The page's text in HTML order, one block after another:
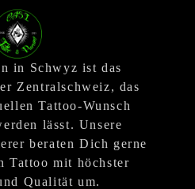
in Schwyz ist das
Zentralschweiz, das
Tattoo-Wunsch
lässt. Unsere
beraten Dich gerne
Tattoo mit höchster
Qualität um.